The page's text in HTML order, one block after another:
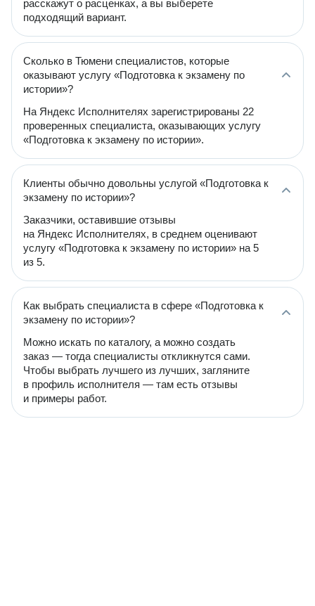
расскажут о расценках, а вы выберете
подходящий вариант.
Сколько в Тюмени специалистов, которые
оказывают услугу «Подготовка к экзамену по
истории»?
На Яндекс Исполнителях зарегистрированы 22
проверенных специалиста, оказывающих услугу
«Подготовка к экзамену по истории».
Клиенты обычно довольны услугой «Подготовка к
экзамену по истории»?
Заказчики, оставившие отзывы
на Яндекс Исполнителях, в среднем оценивают
услугу «Подготовка к экзамену по истории» на 5
из 5.
Как выбрать специалиста в сфере «Подготовка к
экзамену по истории»?
Можно искать по каталогу, а можно создать
заказ — тогда специалисты откликнутся сами.
Чтобы выбрать лучшего из лучших, загляните
в профиль исполнителя — там есть отзывы
и примеры работ.